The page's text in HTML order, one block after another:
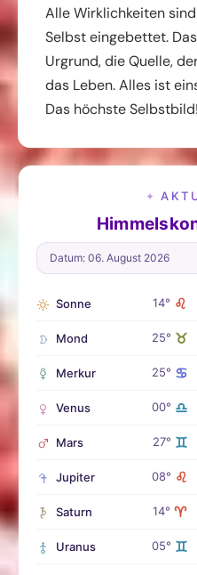
Alle Wirklichkeiten
Selbst eingebettet.
Urgrund, die Quelle,
das Leben. Alles ist
Das höchste Selbstbild!
✦
Datum: 06. August 2026
Sonne 14° ♌
Mond 25° ♉
Merkur 25° ♋
Venus 00° ♎
Mars 27° ♊
Jupiter 08° ♌
Saturn 14° ♈
Uranus 05° ♊